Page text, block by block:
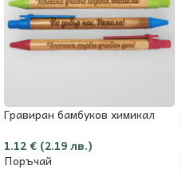
Гравиран бамбуков химикал
1.12 € (2.19 лв.)
Поръчай